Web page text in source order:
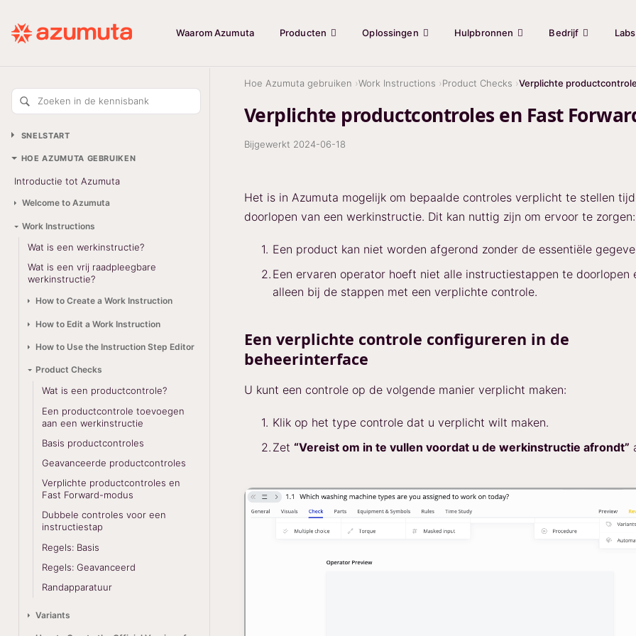
Waarom Azumuta Producten Oplossingen Hulpbronnen Bedrijf Labs
Zoeken in de kennisbank
SNELSTART
HOE AZUMUTA GEBRUIKEN
Introductie tot Azumuta
Welcome to Azumuta
Work Instructions
Wat is een werkinstructie?
Wat is een vrij raadpleegbare
werkinstructie?
How to Create a Work Instruction
How to Edit a Work Instruction
How to Use the Instruction Step Editor
Product Checks
Wat is een productcontrole?
Een productcontrole toevoegen
aan een werkinstructie
Basis productcontroles
Geavanceerde productcontroles
Verplichte productcontroles en
Fast Forward-modus
Dubbele controles voor een
instructiestap
Regels: Basis
Regels: Geavanceerd
Randapparatuur
Variants
Hoe Azumuta gebruiken Work Instructions Product Checks Verplichte
Verplichte productcontroles en Fast
Bijgewerkt 2024-06-18
Het is in Azumuta mogelijk om bepaalde controles verplicht te stellen
doorlopen van een werkinstructie. Dit kan nuttig zijn om ervoor te zorgen:
Een product kan niet worden afgerond zonder de essentiële
Een ervaren operator hoeft niet alle instructiestappen te doorlopen
alleen bij de stappen met een verplichte controle.
Een verplichte controle configureren in de
beheerinterface
U kunt een controle op de volgende manier verplicht maken:
Klik op het type controle dat u verplicht wilt maken.
Zet “Vereist om in te vullen voordat u de werkinstructie afrondt”